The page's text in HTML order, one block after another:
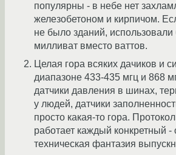
популярны - в небе нет
железобетоном и кирпичом.
не было зданий,
милливат вместо ваттов.
Целая гора всяких дачиков и
диапазоне 433-435 мгц и 868
датчики давления в шинах,
у людей, датчики
просто какая-то гора.
работает каждый конкретный -
техническая фантазия